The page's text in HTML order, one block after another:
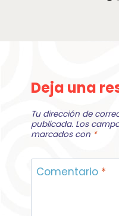
Deja una
Tu dirección de
publicada. Los
marcados con *
Comentario *